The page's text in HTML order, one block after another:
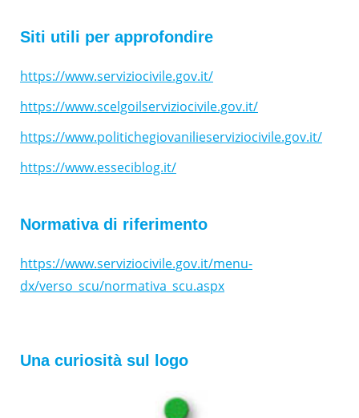
Siti utili per approfondire
https://www.serviziocivile.gov.it/
https://www.scelgoilserviziocivile.gov.it/
https://www.politichegiovanilieserviziocivile.gov.it/
https://www.esseciblog.it/
Normativa di riferimento
https://www.serviziocivile.gov.it/menu-
dx/verso_scu/normativa_scu.aspx
Una curiosità sul logo